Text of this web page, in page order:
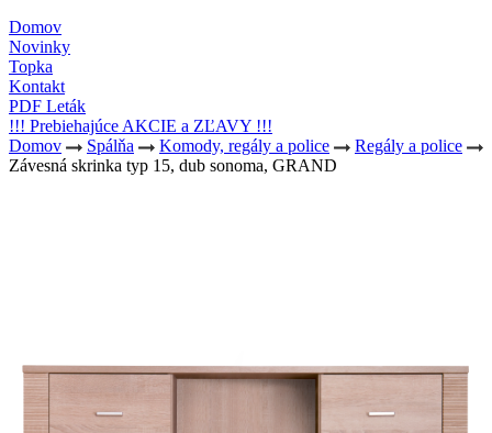
Domov
Novinky
Topka
Kontakt
PDF Leták
!!! Prebiehajúce AKCIE a ZĽAVY !!!
Domov
Spálňa Komody, regály a police
Regály a police
Závesná skrinka typ 15, dub sonoma, GRAND